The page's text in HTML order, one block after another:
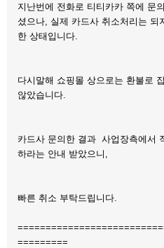
지난번에 전화로 티티카카 쪽에 문
셨으나, 실제 카드사 취소처리는 되
한 상태입니다.
다시말해 쇼핑몰 상으로는 환불로
않았습니다.
카드사 문의한 결과 사업장측에서
하라는 안내 받았으니,
빠른 취소 부탁드립니다.
=========